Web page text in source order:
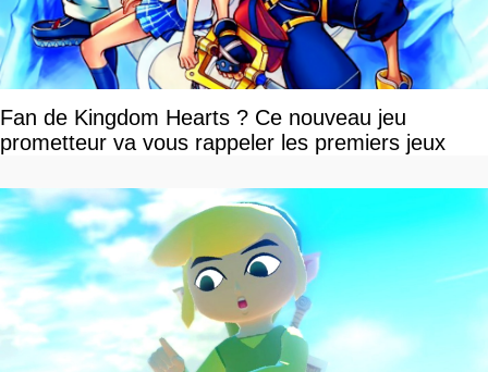
Fan de Kingdom Hearts ? Ce nouveau jeu
prometteur va vous rappeler les premiers jeux